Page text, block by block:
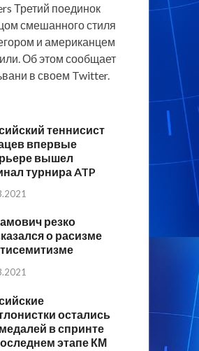
Третий поединок
смешанного стиля
и американцем
Об этом сообщает
в своем Twitter.
теннисист
впервые
вышел
турнира ATP
резко
о расизме
остались
в спринте
этапе КМ